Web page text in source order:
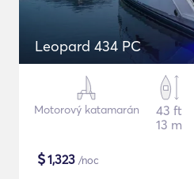
Leopard 434 PC
Motorový katamarán
43 ft
13 m
$1,323 /noc